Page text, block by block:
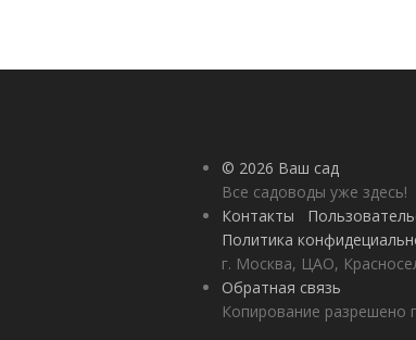
© 2026 Ваш сад
Все садоводы уже здесь!
Контакты
Политика
г. Москва, ЦАО,
Обратная связь
Копирование разрешено